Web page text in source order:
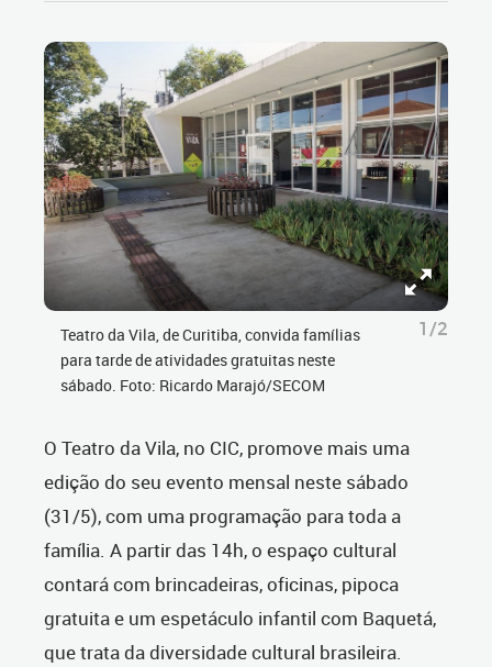
Teatro da Vila, de Curitiba, convida famílias
para tarde de atividades gratuitas neste
sábado. Foto: Ricardo Marajó/SECOM
1/2
O Teatro da Vila, no CIC, promove mais uma
edição do seu evento mensal neste sábado
(31/5), com uma programação para toda a
família. A partir das 14h, o espaço cultural
contará com brincadeiras, oficinas, pipoca
gratuita e um espetáculo infantil com Baquetá,
que trata da diversidade cultural brasileira.